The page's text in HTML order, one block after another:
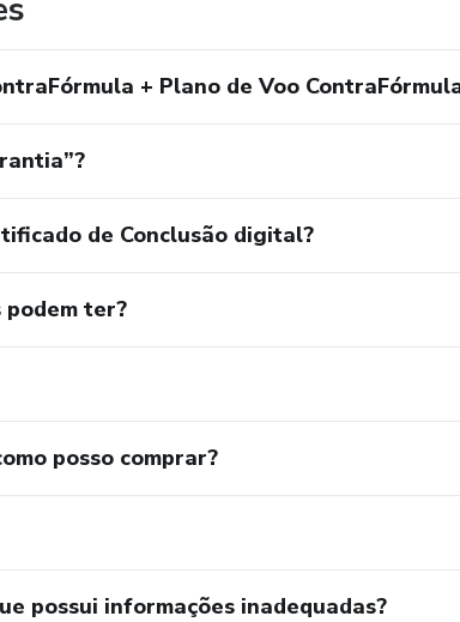
+ Plano de Voo
de Conclusão digital?
ter?
posso comprar?
possui informações inadequadas?